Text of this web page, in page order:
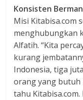
Konsisten
Misi Kitabisa.com
menghubungkan
Alfatih. “Kita
kurang
Indonesia, tiga
orang yang butuh
tahu